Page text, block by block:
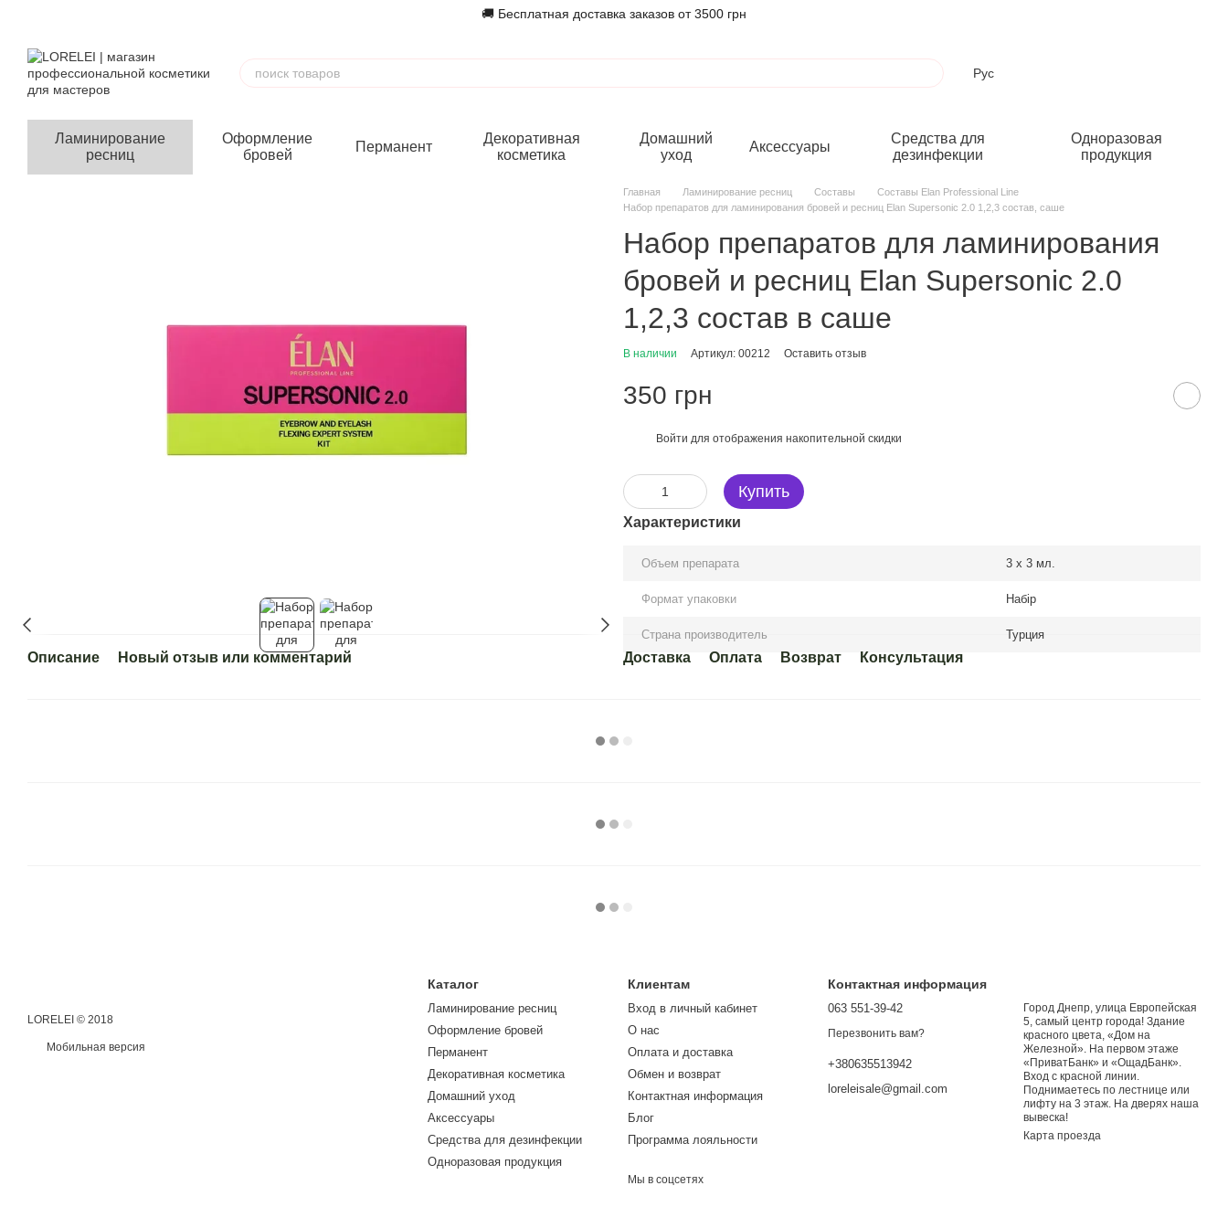
🚚 Бесплатная доставка заказов от 3500 грн
Рус
Ламинирование
ресниц
Оформление
бровей
Перманент
Декоративная
косметика
Домашний
уход
Аксессуары
Средства для
дезинфекции
Одноразовая
продукция
Описание Новый отзыв или комментарий
Главная Ламинирование ресниц Составы
Составы Elan Professional Line
Набор препаратов для ламинирования бровей и ресниц Elan Supersonic 2.0 1,2,3 состав, саше
Набор препаратов для ламинирования
бровей и ресниц Elan Supersonic 2.0
1,2,3 состав в саше
В наличии Артикул: 00212 Оставить отзыв
350 грн
Войти для отображения накопительной скидки
Купить
Характеристики
Объем препарата 3 х 3 мл.
Формат упаковки Набір
Страна производитель Турция
Доставка Оплата Возврат Консультация
LORELEI © 2018
Мобильная версия
Каталог
Ламинирование ресниц
Оформление бровей
Перманент
Декоративная косметика
Домашний уход
Аксессуары
Средства для дезинфекции
Одноразовая продукция
Клиентам
Вход в личный кабинет
О нас
Оплата и доставка
Обмен и возврат
Контактная информация
Блог
Программа лояльности
Мы в соцсетях
Контактная информация
063 551-39-42
Перезвонить вам?
+380635513942
loreleisale@gmail.com
Город Днепр, улица Европейская
5, самый центр города! Здание
красного цвета, «Дом на
Железной». На первом этаже
«ПриватБанк» и «ОщадБанк».
Вход с красной линии.
Поднимаетесь по лестнице или
лифту на 3 этаж. На дверях наша
вывеска!
Карта проезда